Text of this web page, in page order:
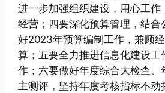
进一步加强组织建设，用心工作
经营；四要深化预算管理，结合
好2023年预算编制工作，兼顾
算；五要全力推进信息化建设工
作；六要做好年度综合大检查、
主测评，坚持年度考核指标不动